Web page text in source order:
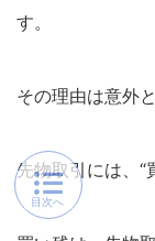
す。
その理由は意外
先物取引には、“